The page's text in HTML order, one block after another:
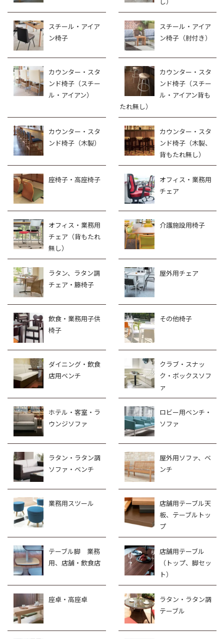
スチール・アイア
ン椅子
スチール・アイア
ン椅子（肘付き）
カウンター・スタ
ンド椅子（スチー
ル・アイアン）
カウンター・スタ
ンド椅子（スチー
ル・アイアン背も
たれ無し）
カウンター・スタ
ンド椅子（木製）
カウンター・スタ
ンド椅子（木製、
背もたれ無し）
座椅子・高座椅子
オフィス・業務用
チェア
オフィス・業務用
チェア（背もたれ
無し）
介護施設用椅子
ラタン、ラタン調
チェア・籐椅子
屋外用チェア
飲食・業務用子供
椅子
その他椅子
ダイニング・飲食
店用ベンチ
クラブ・スナッ
ク・ボックスソフ
ァ
ホテル・客室・ラ
ウンジソファ
ロビー用ベンチ・
ソファ
ラタン・ラタン調
ソファ・ベンチ
屋外用ソファ、ベ
ンチ
業務用スツール
店舗用テーブル天
板、テーブルトッ
プ
テーブル脚 業務
用、店舗・飲食店
店舗用テーブル
（トップ、脚セッ
ト）
座卓・高座卓
ラタン・ラタン調
テーブル